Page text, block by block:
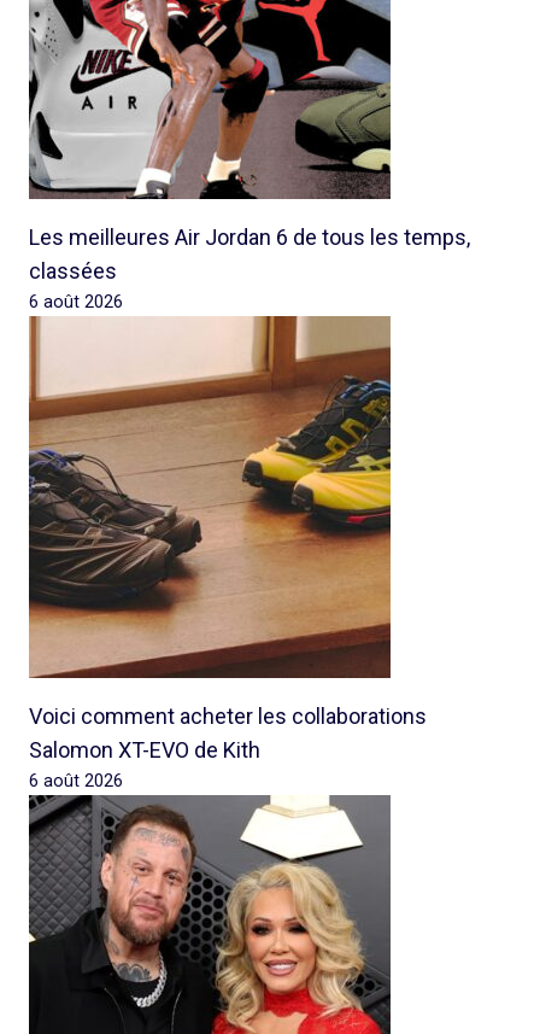
Les meilleures Air Jordan 6 de tous les temps,
classées
6 août 2026
Voici comment acheter les collaborations
Salomon XT-EVO de Kith
6 août 2026